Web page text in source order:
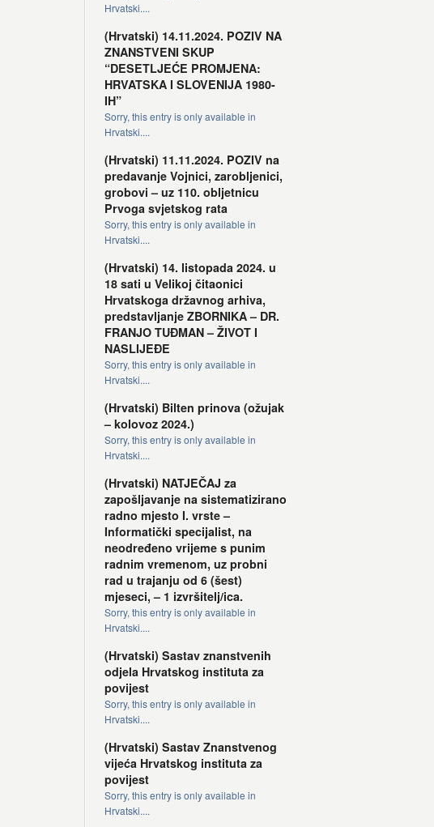
Hrvatski....
(Hrvatski) 14.11.2024. POZIV NA
ZNANSTVENI SKUP
“DESETLJEĆE PROMJENA:
HRVATSKA I SLOVENIJA 1980-
IH”
Sorry, this entry is only available in
Hrvatski....
(Hrvatski) 11.11.2024. POZIV na
predavanje Vojnici, zarobljenici,
grobovi – uz 110. obljetnicu
Prvoga svjetskog rata
Sorry, this entry is only available in
Hrvatski....
(Hrvatski) 14. listopada 2024. u
18 sati u Velikoj čitaonici
Hrvatskoga državnog arhiva,
predstavljanje ZBORNIKA – DR.
FRANJO TUĐMAN – ŽIVOT I
NASLIJEĐE
Sorry, this entry is only available in
Hrvatski....
(Hrvatski) Bilten prinova (ožujak
– kolovoz 2024.)
Sorry, this entry is only available in
Hrvatski....
(Hrvatski) NATJEČAJ za
zapošljavanje na sistematizirano
radno mjesto I. vrste –
Informatički specijalist, na
neodređeno vrijeme s punim
radnim vremenom, uz probni
rad u trajanju od 6 (šest)
mjeseci, – 1 izvršitelj/ica.
Sorry, this entry is only available in
Hrvatski....
(Hrvatski) Sastav znanstvenih
odjela Hrvatskog instituta za
povijest
Sorry, this entry is only available in
Hrvatski....
(Hrvatski) Sastav Znanstvenog
vijeća Hrvatskog instituta za
povijest
Sorry, this entry is only available in
Hrvatski....